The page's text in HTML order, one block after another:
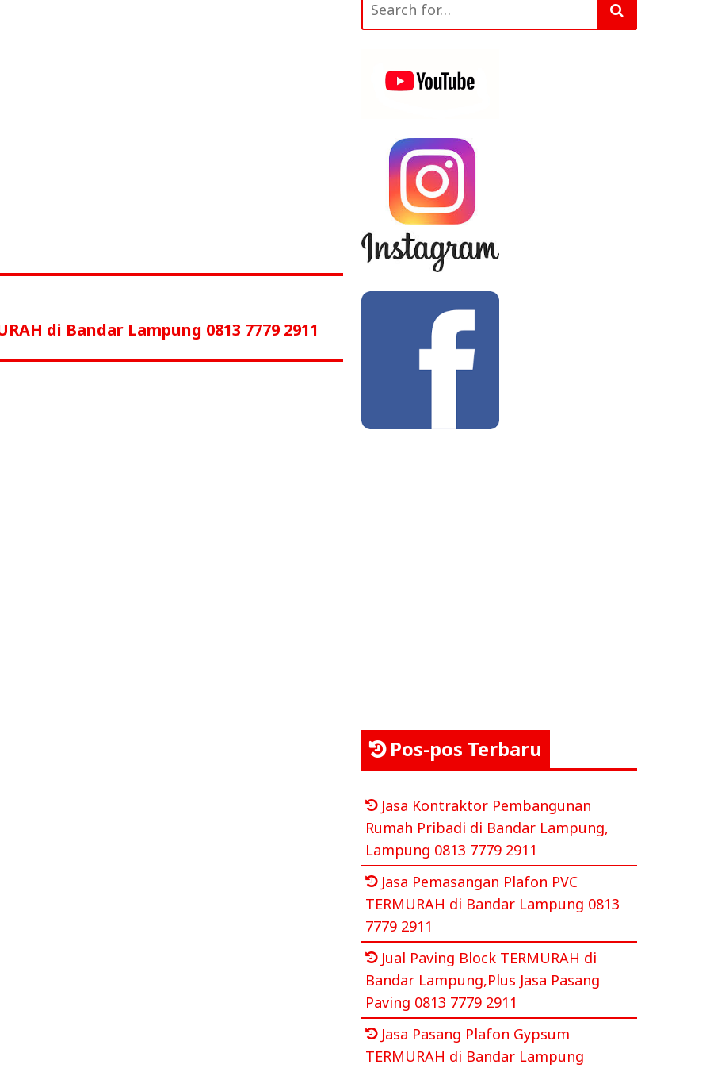
di Bandar Lampung 0813 7779 2911
for:
Pos-pos Terbaru
Jasa Kontraktor Pembangunan
Rumah Pribadi di Bandar Lampung,
Lampung 0813 7779 2911
Jasa Pemasangan Plafon PVC
TERMURAH di Bandar Lampung 0813
7779 2911
Jual Paving Block TERMURAH di
Bandar Lampung,Plus Jasa Pasang
Paving 0813 7779 2911
Jasa Pasang Plafon Gypsum
TERMURAH di Bandar Lampung